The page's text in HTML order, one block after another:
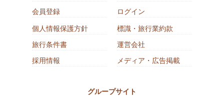
会員登録
ログイン
個人情報保護方針
標識・旅行業約款
旅行条件書
運営会社
採用情報
メディア・広告掲載
グループサイト